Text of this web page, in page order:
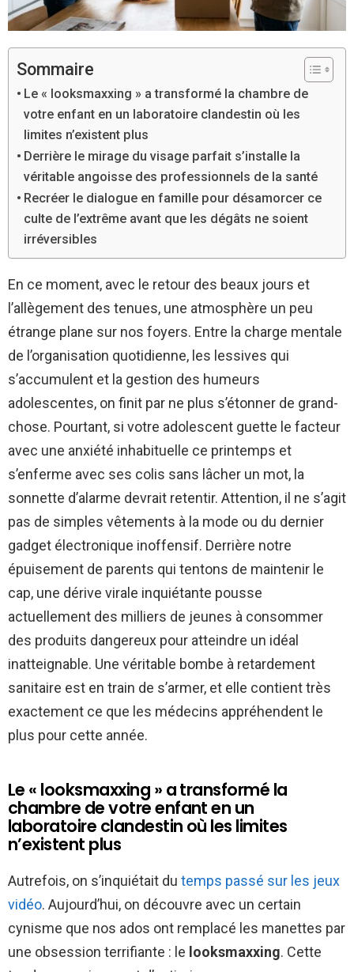
Sommaire
Le « looksmaxxing » a transformé la chambre de
votre enfant en un laboratoire clandestin où les
limites n’existent plus
Derrière le mirage du visage parfait s’installe la
véritable angoisse des professionnels de la santé
Recréer le dialogue en famille pour désamorcer ce
culte de l’extrême avant que les dégâts ne soient
irréversibles
En ce moment, avec le retour des beaux jours et
l’allègement des tenues, une atmosphère un peu
étrange plane sur nos foyers. Entre la charge mentale
de l’organisation quotidienne, les lessives qui
s’accumulent et la gestion des humeurs
adolescentes, on finit par ne plus s’étonner de grand-
chose. Pourtant, si votre adolescent guette le facteur
avec une anxiété inhabituelle ce printemps et
s’enferme avec ses colis sans lâcher un mot, la
sonnette d’alarme devrait retentir. Attention, il ne s’agit
pas de simples vêtements à la mode ou du dernier
gadget électronique inoffensif. Derrière notre
épuisement de parents qui tentons de maintenir le
cap, une dérive virale inquiétante pousse
actuellement des milliers de jeunes à consommer
des produits dangereux pour atteindre un idéal
inatteignable. Une véritable bombe à retardement
sanitaire est en train de s’armer, et elle contient très
exactement ce que les médecins appréhendent le
plus pour cette année.
Le « looksmaxxing » a transformé la
chambre de votre enfant en un
laboratoire clandestin où les limites
n’existent plus
Autrefois, on s’inquiétait du temps passé sur les jeux
vidéo. Aujourd’hui, on découvre avec un certain
cynisme que nos ados ont remplacé les manettes par
une obsession terrifiante : le looksmaxxing. Cette